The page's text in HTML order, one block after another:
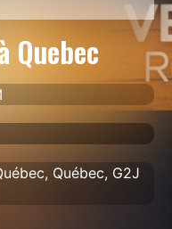
Quebec
Québec, G2J